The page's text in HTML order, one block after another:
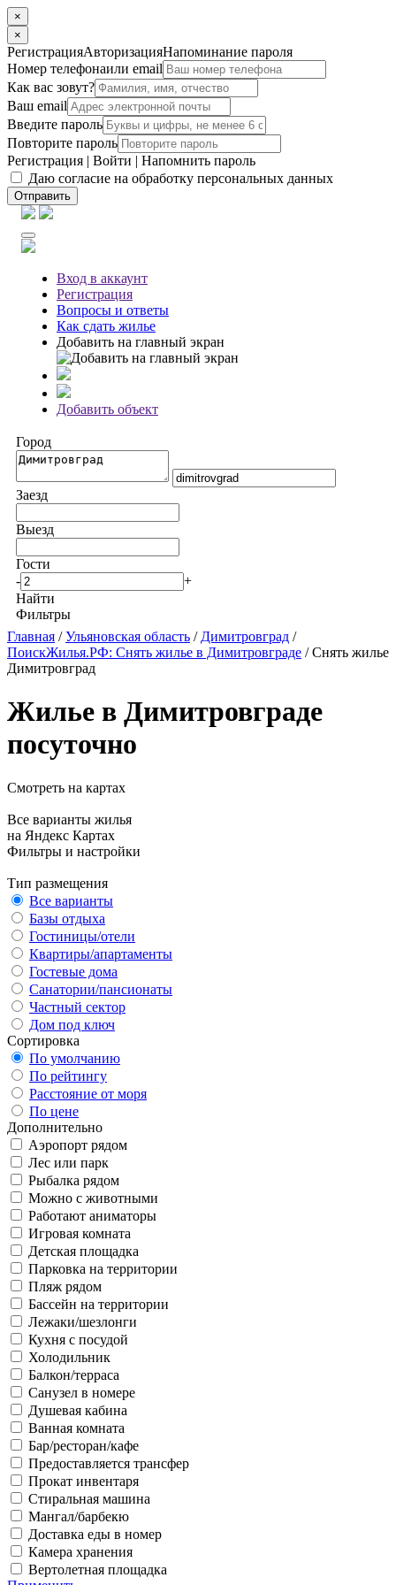
×
×
РегистрацияАвторизацияНапоминание пароля
Номер телефонаили email
Как вас зовут?
Ваш email
Введите пароль
Повторите пароль
Регистрация | Войти | Напомнить пароль
Даю согласие на обработку персональных данных
Отправить
Вход в аккаунт
Регистрация
Вопросы и ответы
Как сдать жилье
Добавить на главный экран
Добавить объект
Город
Заезд
Выезд
Гости
-
+
Найти
Фильтры
Главная /Ульяновская область / Димитровград /
ПоискЖилья.РФ: Снять жилье в Димитровграде / Снять жилье
Димитровград
Жилье в Димитровграде
посуточно
Смотреть на картах
Все варианты жилья
на Яндекс Картах
Фильтры и настройки
Тип размещения
Все варианты
Базы отдыха
Гостиницы/отели
Квартиры/апартаменты
Гостевые дома
Санатории/пансионаты
Частный сектор
Дом под ключ
Сортировка
По умолчанию
По рейтингу
Расстояние от моря
По цене
Дополнительно
Аэропорт рядом
Лес или парк
Рыбалка рядом
Можно с животными
Работают аниматоры
Игровая комната
Детская площадка
Парковка на территории
Пляж рядом
Бассейн на территории
Лежаки/шезлонги
Кухня с посудой
Холодильник
Балкон/терраса
Санузел в номере
Душевая кабина
Ванная комната
Бар/ресторан/кафе
Предоставляется трансфер
Прокат инвентаря
Стиральная машина
Мангал/барбекю
Доставка еды в номер
Камера хранения
Вертолетная площадка